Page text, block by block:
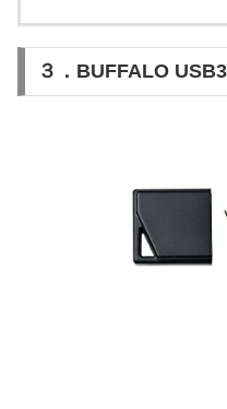
３．BUFFALO